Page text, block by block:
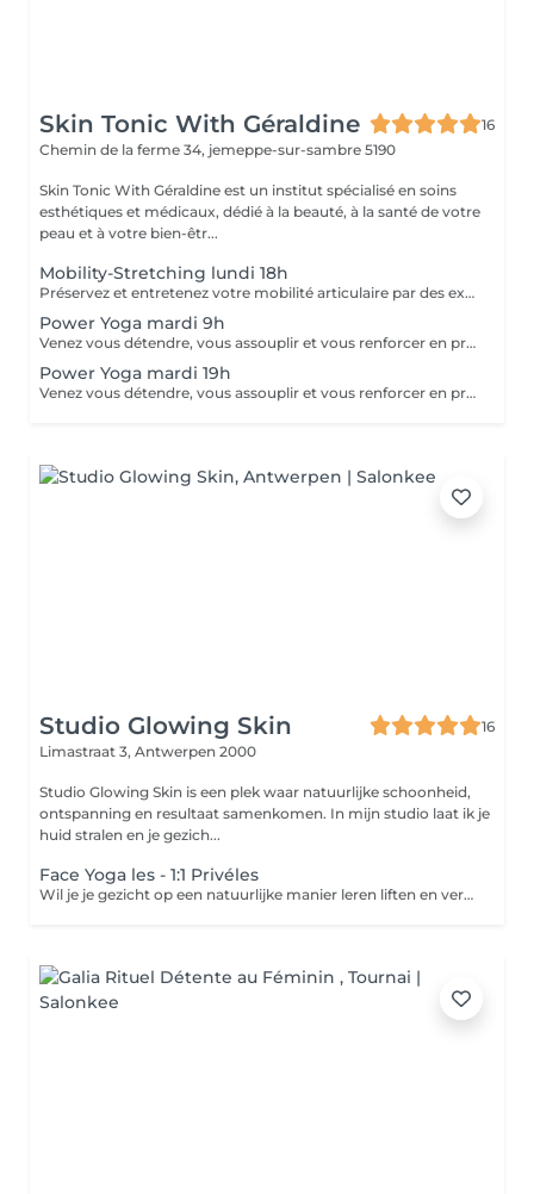
Skin Tonic With Géraldine
16
Chemin de la ferme 34, jemeppe-sur-sambre 5190
Skin Tonic With Géraldine est un institut spécialisé en soins
esthétiques et médicaux, dédié à la beauté, à la santé de votre
peau et à votre bien-êtr...
Mobility-Stretching lundi 18h
Préservez et entretenez votre mobilité articulaire par des exercices ciblés tout en douceur
Power Yoga mardi 9h
Venez vous détendre, vous assouplir et vous renforcer en profondeur avec ce cours de yoga adapté à tous niveaux
Power Yoga mardi 19h
Venez vous détendre, vous assouplir et vous renforcer en profondeur avec ce cours de yoga adapté à tous niveaux
Studio Glowing Skin
16
Limastraat 3, Antwerpen 2000
Studio Glowing Skin is een plek waar natuurlijke schoonheid,
ontspanning en resultaat samenkomen. In mijn studio laat ik je
huid stralen en je gezich...
Face Yoga les - 1:1 Privéles
Wil je je gezicht op een natuurlijke manier leren liften en verstevigen? Tijdens deze 1:1 Face Yoga sessie doen we samen een krachtige face workout om je gezichtsspieren te activeren, spanning te verminderen en je huid te laten stralen. Je krijgt persoonlijke tips & tricks om thuis verder aan de slag te gaan. Je kan deze les ook gebruiken om correct je guashatool of facial cups te leren gebruiken. Op basis van een vragenlijst personaliseren we deze les aan, aan jouw noden. Wil je onder begeleiding aan bepaalde facial goals werken? bv. Strakkere kaaklijn, ooglift... boek dan 4/5 opeenvolgende sessies of vraag naar ons Glow Journey pakket.